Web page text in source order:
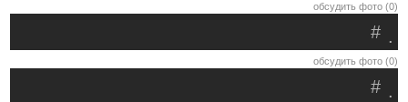
обсудить фото (0)
.
#
обсудить фото (0)
.
#